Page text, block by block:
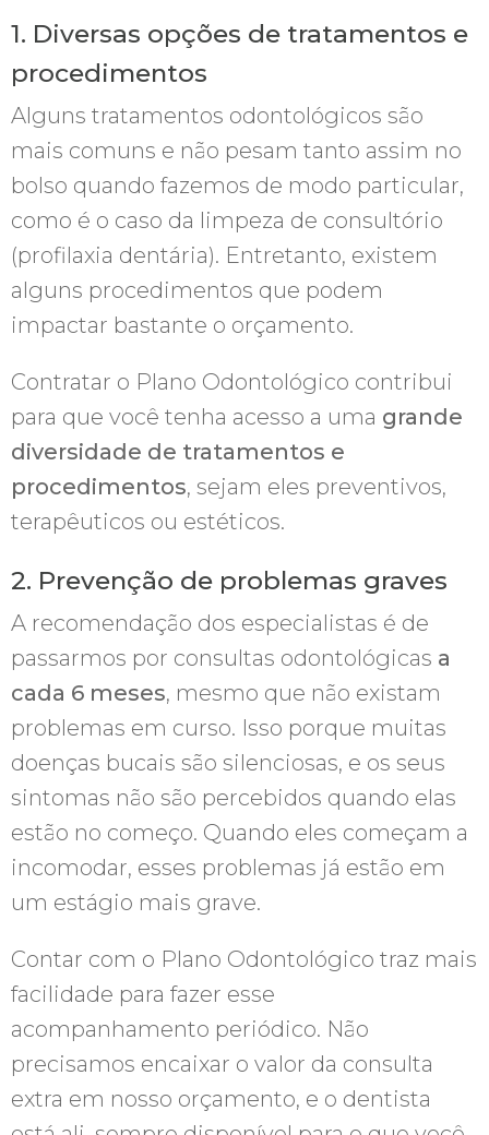
1. Diversas opções de tratamentos e
procedimentos
Alguns tratamentos odontológicos são
mais comuns e não pesam tanto assim no
bolso quando fazemos de modo particular,
como é o caso da limpeza de consultório
(profilaxia dentária). Entretanto, existem
alguns procedimentos que podem
impactar bastante o orçamento.
Contratar o Plano Odontológico contribui
para que você tenha acesso a uma grande
diversidade de tratamentos e
procedimentos, sejam eles preventivos,
terapêuticos ou estéticos.
2. Prevenção de problemas graves
A recomendação dos especialistas é de
passarmos por consultas odontológicas a
cada 6 meses, mesmo que não existam
problemas em curso. Isso porque muitas
doenças bucais são silenciosas, e os seus
sintomas não são percebidos quando elas
estão no começo. Quando eles começam a
incomodar, esses problemas já estão em
um estágio mais grave.
Contar com o Plano Odontológico traz mais
facilidade para fazer esse
acompanhamento periódico. Não
precisamos encaixar o valor da consulta
extra em nosso orçamento, e o dentista